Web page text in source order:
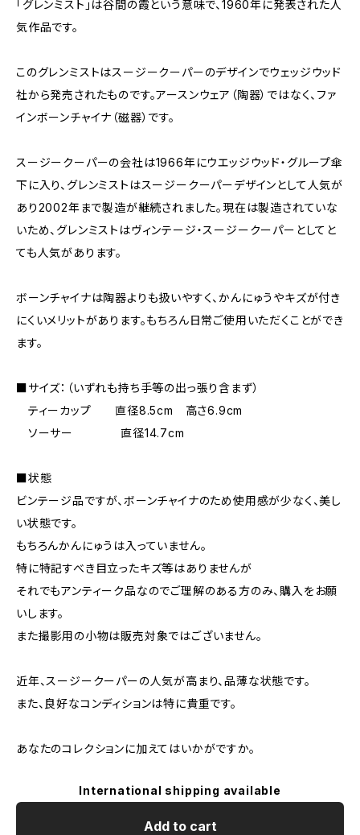
「グレンミスト」は谷間の霞という意味で、1960年に発表された人
気作品です。
このグレンミストはスージークーパーのデザインでウェッジウッド
社から発売されたものです。アースンウェア（陶器）ではなく、ファ
インボーンチャイナ（磁器）です。
スージークーパーの会社は1966年にウエッジウッド・グループ傘
下に入り、グレンミストはスージークーパーデザインとして人気が
あり2002年まで製造が継続されました。現在は製造されていな
いため、グレンミストはヴィンテージ・スージークーパーとしてと
ても人気があります。
ボーンチャイナは陶器よりも扱いやすく、かんにゅうやキズが付き
にくいメリットがあります。もちろん日常ご使用いただくことができ
ます。
■サイズ：（いずれも持ち手等の出っ張り含まず）
ティーカップ 直径8.5cm 高さ6.9cm
ソーサー 直径14.7cm
■状態
ビンテージ品ですが、ボーンチャイナのため使用感が少なく、美し
い状態です。
もちろんかんにゅうは入っていません。
特に特記すべき目立ったキズ等はありませんが
それでもアンティーク品なのでご理解のある方のみ、購入をお願
いします。
また撮影用の小物は販売対象ではございません。
近年、スージークーパーの人気が高まり、品薄な状態です。
また、良好なコンディションは特に貴重です。
あなたのコレクションに加えてはいかがですか。
International shipping available
Add to cart